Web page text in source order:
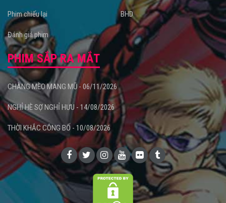
Phim chiếu lại
Đánh giá phim
BHD
PHIM SẮP RA MẮT
CHÀNG MÈO MANG MŨ - 06/11/2026
NGHỈ HÈ SỢ NGHỈ HƯU - 14/08/2026
THỜI KHẮC CÔNG BỐ - 10/08/2026